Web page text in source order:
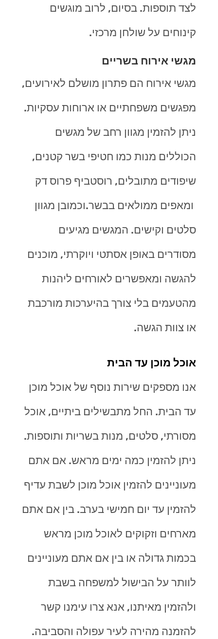
לצד תוספות. בסיום, לרוב מוגשים
קינוחים על שולחן מרכזי.
מגשי אירוח בשריים
מגשי אירוח הם פתרון מושלם לאירועים,
מפגשים משפחתיים או ארוחות עסקיות.
ניתן להזמין מגוון רחב של מגשים
הכוללים מנות כמו חטיפי בשר קטנים,
שיפודים מתובלים, רוסטביף פרוס דק
ומאפים ממולאים בבשר.וכמובן מגוון
סלטים וקישים. המגשים מגיעים
מסודרים באופן אסתטי ויוקרתי, מוכנים
להגשה ומאפשרים לאורחים ליהנות
מהטעמים בלי צורך בהיערכות מורכבת
או צוות הגשה.
אוכל מוכן עד הבית
אנו מספקים שירות נוסף של אוכל מוכן
עד הבית. החל מתבשילים ביתיים, אוכל
מסורתי, סלטים, מנות בשריות ותוספות.
ניתן להזמין כמה ימים מראש. אם אתם
מעוניינים להזמין אוכל מוכן לשבת עדיף
להזמין עד יום חמישי בערב. בין אם אתם
מארחים וזקוקים לאוכל מוכן מראש
בכמות גדולה או בין אם אתם מעוניינים
לוותר על הבישול למשפחה בשבת
ולהזמין מאיתנו, אנא צרו עימנו קשר
להזמנה מהירה לעיר עפולה והסביבה.